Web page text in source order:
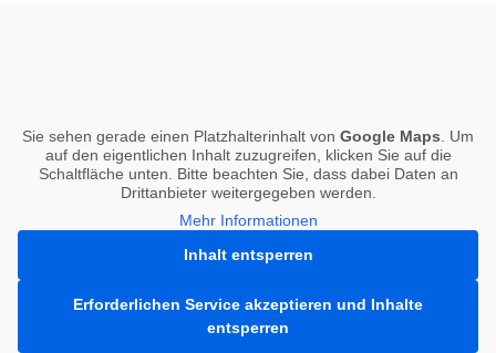
Sie sehen gerade einen Platzhalterinhalt von Google Maps . Um
auf den eigentlichen Inhalt zuzugreifen, klicken Sie auf die
Schaltfläche unten. Bitte beachten Sie, dass dabei Daten an
Drittanbieter weitergegeben werden.
Mehr Informationen
Inhalt entsperren
Erforderlichen Service akzeptieren und Inhalte
entsperren